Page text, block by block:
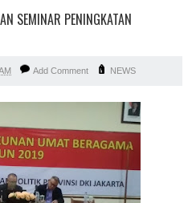
SEMINAR PENINGKATAN
Add Comment NEWS